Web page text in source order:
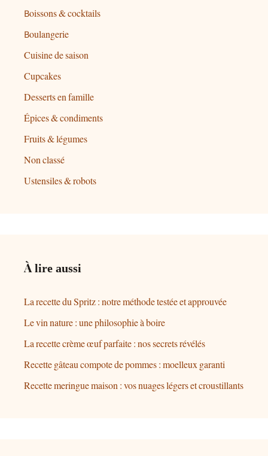
Boissons & cocktails
Boulangerie
Cuisine de saison
Cupcakes
Desserts en famille
Épices & condiments
Fruits & légumes
Non classé
Ustensiles & robots
À lire aussi
La recette du Spritz : notre méthode testée et approuvée
Le vin nature : une philosophie à boire
La recette crème œuf parfaite : nos secrets révélés
Recette gâteau compote de pommes : moelleux garanti
Recette meringue maison : vos nuages légers et croustillants